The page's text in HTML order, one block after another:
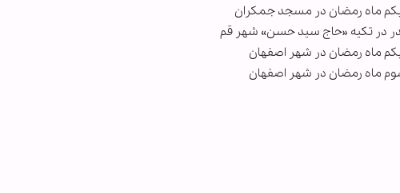
ماه رمضان در مسجد جمکران
در تکیه «حاج سید حسن» شهر قم
ماه رمضان در شهر اصفهان
ماه رمضان در شهر اصفهان